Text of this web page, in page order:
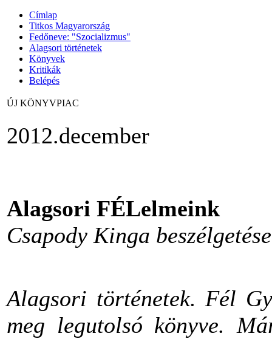
Címlap
Titkos Magyarország
Fedőneve: "Szocializmus"
Alagsori történetek
Könyvek
Kritikák
Belépés
ÚJ KÖNYVPIAC
2012.december
Alagsori FÉLelmeink
Csapody Kinga beszélgetése
Alagsori történetek. Fél
meg legutolsó könyve.